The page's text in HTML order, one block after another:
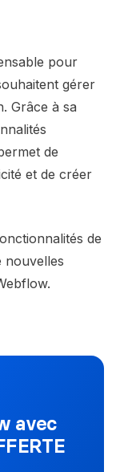
pour
gérer
Grâce à sa
de
et de créer
de
nouvelles
avec